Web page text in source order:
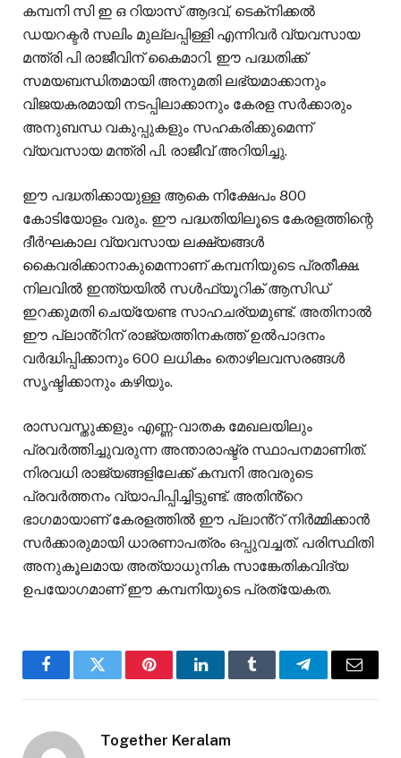
കമ്പനി സി ഇ ഒ റിയാസ് ആദവ്, ടെക്‌നിക്കല്‍
ഡയറക്ടര്‍ സലിം മുല്ലപ്പിള്ളി എന്നിവർ വ്യവസായ
മന്ത്രി പി രാജീവിന് കൈമാറി. ഈ പദ്ധതിക്ക്
സമയബന്ധിതമായി അനുമതി ലഭ്യമാക്കാനും
വിജയകരമായി നടപ്പിലാക്കാനും കേരള സര്‍ക്കാരും
അനുബന്ധ വകുപ്പുകളും സഹകരിക്കുമെന്ന്
വ്യവസായ മന്ത്രി പി. രാജീവ് അറിയിച്ചു.
ഈ പദ്ധതിക്കായുള്ള ആകെ നിക്ഷേപം 800
കോടിയോളം വരും. ഈ പദ്ധതിയിലൂടെ കേരളത്തിന്റെ
ദീര്‍ഘകാല വ്യവസായ ലക്ഷ്യങ്ങള്‍
കൈവരിക്കാനാകുമെന്നാണ് കമ്പനിയുടെ പ്രതീക്ഷ.
നിലവിൽ ഇന്ത്യയില്‍ സള്‍ഫ്യൂറിക് ആസിഡ്
ഇറക്കുമതി ചെയ്യേണ്ട സാഹചര്യമുണ്ട്. അതിനാൽ
ഈ പ്ലാൻ്റിന് രാജ്യത്തിനകത്ത് ഉല്‍പാദനം
വര്‍ദ്ധിപ്പിക്കാനും 600 ലധികം തൊഴിലവസരങ്ങള്‍
സൃഷ്ടിക്കാനും കഴിയും.
രാസവസ്തുക്കളും എണ്ണ-വാതക മേഖലയിലും
പ്രവര്‍ത്തിച്ചുവരുന്ന അന്താരാഷ്ട്ര സ്ഥാപനമാണിത്.
നിരവധി രാജ്യങ്ങളിലേക്ക് കമ്പനി അവരുടെ
പ്രവര്‍ത്തനം വ്യാപിപ്പിച്ചിട്ടുണ്ട്. അതിൻ്റെ
ഭാഗമായാണ് കേരളത്തിൽ ഈ പ്ലാൻ്റ് നിർമ്മിക്കാൻ
സര്‍ക്കാരുമായി ധാരണാപത്രം ഒപ്പുവച്ചത്. പരിസ്ഥിതി
അനുകൂലമായ അത്യാധുനിക സാങ്കേതികവിദ്യ
ഉപയോഗമാണ് ഈ കമ്പനിയുടെ പ്രത്യേകത.
FacebookTwitter PinterestLinkedInTumblr TelegramEmail
Together Keralam